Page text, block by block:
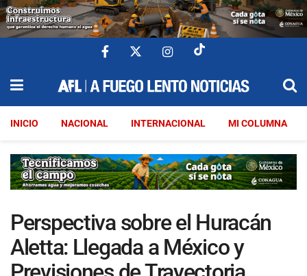
INICIO NACIONAL INTERNACIONAL MI COLUMNA
Perspectiva sobre el Huracán
Aletta: Llegada a México y